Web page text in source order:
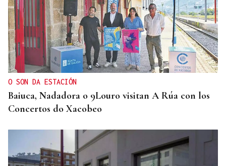
O SON DA ESTACIÓN
Baiuca, Nadadora o 9Louro visitan A Rúa con los
Concertos do Xacobeo